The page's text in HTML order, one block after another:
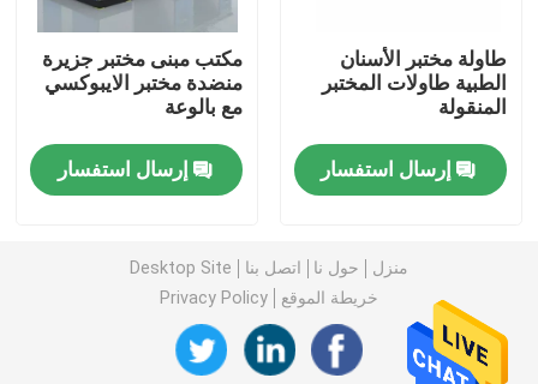
مقعد ميزان المختبر
خزانة تخزين آمنة
مجلس الوزراء السلامة البيولوجية
طاولة مختبر الأسنان
الطبية طاولات المختبر
المنقولة
إرسال استفسار
مكتب مبنى مختبر جزيرة
منضدة مختبر الايبوكسي
مع بالوعة
إرسال استفسار
منزل حول نا اتصل بنا
Desktop Site
خريطة الموقع
Privacy Policy